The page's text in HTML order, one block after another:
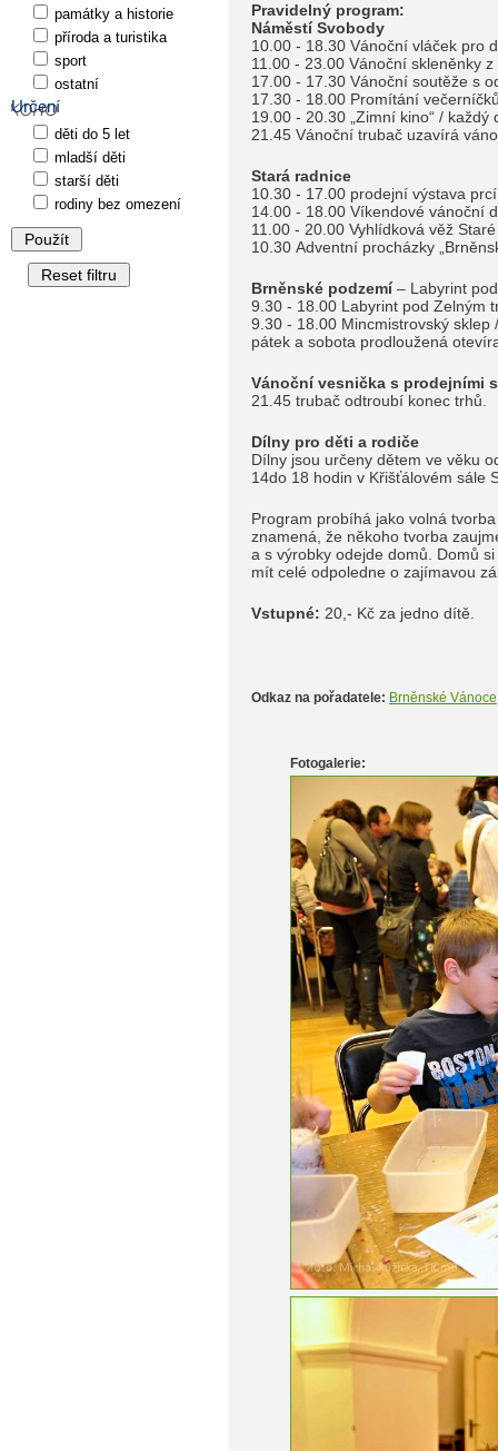
Pravidelný program:
Náměstí Svobody
10.00 - 18.30 Vánoční vláček pro
11.00 - 23.00 Vánoční skleněnky
17.00 - 17.30 Vánoční soutěže s
17.30 - 18.00 Promítání
19.00 - 20.30 „Zimní kino“ /
21.45 Vánoční trubač uzavírá
Stará radnice
10.30 - 17.00 prodejní výstava
14.00 - 18.00 Víkendové vánoční
11.00 - 20.00 Vyhlídková věž
10.30 Adventní procházky
Brněnské podzemí– Labyrint
9.30 - 18.00 Labyrint pod Zelným
9.30 - 18.00 Mincmistrovský sklep
pátek a sobota prodloužená
Vánoční vesnička s prodejními
21.45 trubač odtroubí konec trhů.
Dílny pro děti a rodiče
Dílny jsou určeny dětem ve věku
14do 18 hodin v Křišťálovém sále
Program probíhá jako volná
znamená, že někoho tvorba
a s výrobky odejde domů. Domů
mít celé odpoledne o zajímavou
Vstupné: 20,- Kč za jedno dítě.
Odkaz na pořadatele: Brněnské Vánoce
Fotogalerie:
památky a historie
příroda a turistika
sport
ostatní
Určení
děti do 5 let
mladší děti
starší děti
rodiny bez omezení